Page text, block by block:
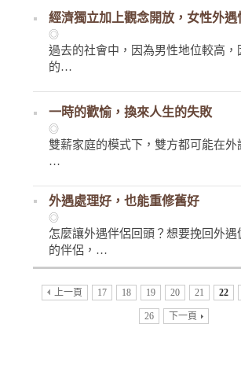
經濟獨立加上觀念開放，女性外遇
◎
過去的社會中，因為男性地位較高，
的…
一時的歡愉，換來人生的失敗
◎
雙薪家庭的模式下，雙方都可能在外
…
外遇處理好，也能重修舊好
◎
怎麼讓外遇伴侶回頭？想要挽回外遇
的伴侶，…
上一頁 17 18 19 20 21 22
26 下一頁